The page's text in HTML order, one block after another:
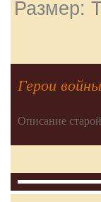
Размер:
Герои
Описание